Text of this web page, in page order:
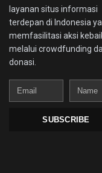
layanan situs informasi
terdepan di Indonesia
memfasilitasi aksi
melalui crowdfunding
donasi.
Email
Name
SUBSCRIBE